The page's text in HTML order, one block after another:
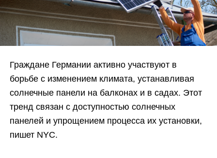
Граждане Германии активно участвуют в
борьбе с изменением климата, устанавливая
солнечные панели на балконах и в садах. Этот
тренд связан с доступностью солнечных
панелей и упрощением процесса их установки,
пишет NYC.